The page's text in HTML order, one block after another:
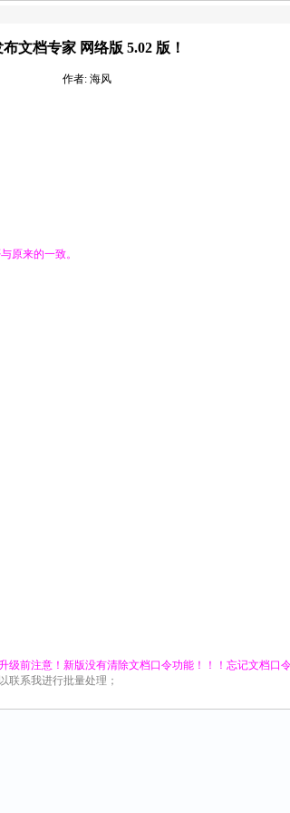
布文档专家 网络版 5.02 版！
作者: 海风
原来的一致。
前注意！新版没有清除文档口令功能！！！忘记文档口
联系我进行批量处理；